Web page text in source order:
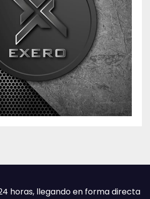
horas, llegando en forma directa